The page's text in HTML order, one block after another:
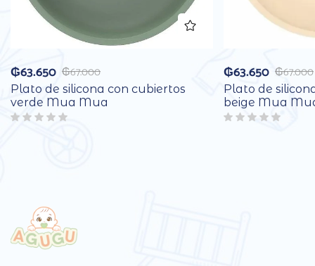
₲67.000
₲63.650
Plato de silicona con cubiertos
verde Mua Mua
₲67.000
₲63.650
Plato de
beige Mua